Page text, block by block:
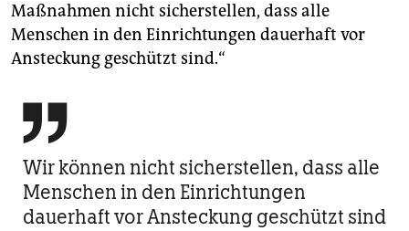
Maßnahmen nicht sicherstellen, dass alle
Menschen in den Einrichtungen dauerhaft vor
Ansteckung geschützt sind.“

Wir können nicht sicherstellen, dass alle
Menschen in den Einrichtungen
dauerhaft vor Ansteckung geschützt sind